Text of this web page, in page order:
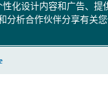
化设计内容和广告、提
分析合作伙伴分享有关